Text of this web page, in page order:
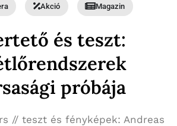
Akció Magazin
és teszt:
próbája
// teszt és fényképek: Andreas